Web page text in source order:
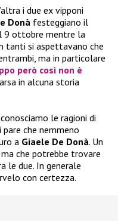
i due ex vipponi
Donà festeggiano il
9 ottobre mentre la
tanti si aspettavano che
ma in particolare
però così non è
in alcuna storia
le ragioni di
pare che nemmeno
a Giaele De Donà. Un
che potrebbe trovare
le due. In generale
con certezza.